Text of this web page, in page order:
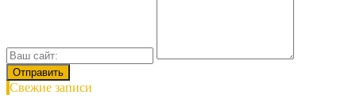
Свежие записи